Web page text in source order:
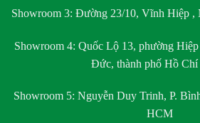
Showroom 3: Đường 23/10, Vĩnh Hiệp ,
Showroom 4: Quốc Lộ 13, phường
Đức, thành phố Hồ
Showroom 5: Nguyễn Duy Trinh, P.
HCM